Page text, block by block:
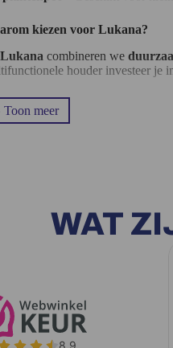
kiezen voor Lukana?
Lukana combineren we
houder investeer je
WAT